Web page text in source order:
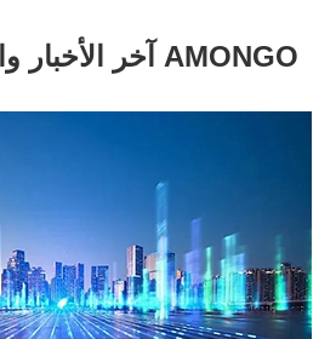
آخر الأخبار والتحديثات حول AMONGO